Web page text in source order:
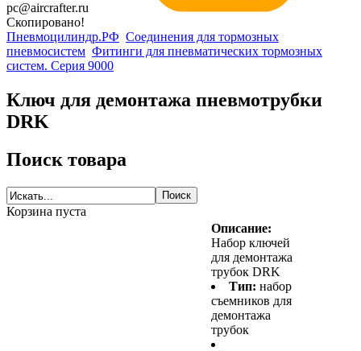
pc@aircrafter.ru
Скопировано!
Пневмоцилиндр.РФ Соединения для тормозных
пневмосистем Фитинги для пневматических тормозных
систем. Серия 9000
Ключ для демонтажа пневмотрубки
DRK
Поиск товара
Корзина пуста
Описание:
Набор ключей
для демонтажа
трубок DRK
Тип: набор
съемников для
демонтажа
трубок